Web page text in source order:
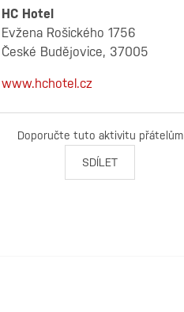
HC Hotel
Evžena Rošického 1756
České Budějovice, 37005
www.hchotel.cz
Doporučte tuto aktivitu přátelům
SDÍLET